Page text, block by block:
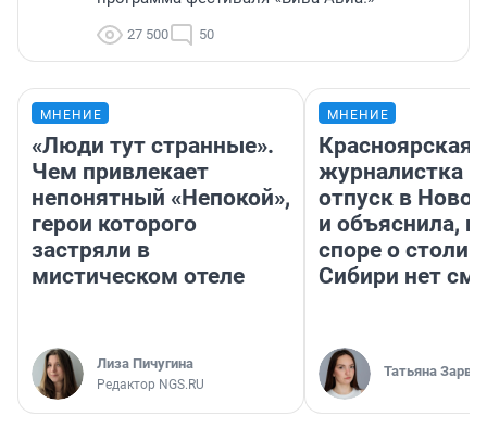
27 500 50
МНЕНИЕ
«Люди тут странные».
Чем привлекает
непонятный «Непокой»,
герои которого
застряли в
мистическом отеле
Лиза Пичугина
Редактор NGS.RU
МНЕНИЕ
Красноярская
журналистка
отпуск в
и объяснила,
споре о
Сибири нет
Татьяна Зарва